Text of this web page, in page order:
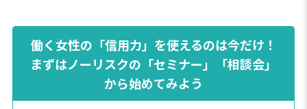
働く女性の「信用力」を使えるのは今だけ！
まずはノーリスクの「セミナー」「相談会」
から始めてみよう